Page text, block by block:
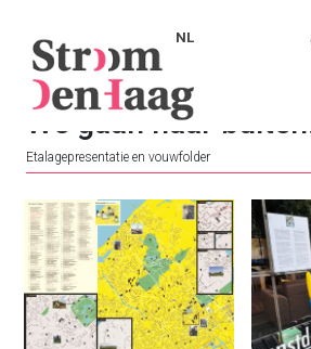
NL
We gaan naar
Etalagepresentatie en vouwfolder